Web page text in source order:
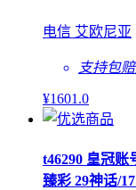
电信 艾欧尼亚
支持包赔
¥1601 .0
t46290 皇冠账
臻彩 29神话/